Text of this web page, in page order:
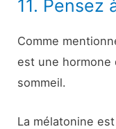
11. Pensez
Comme
est une hormone
sommeil.
La mélatonine